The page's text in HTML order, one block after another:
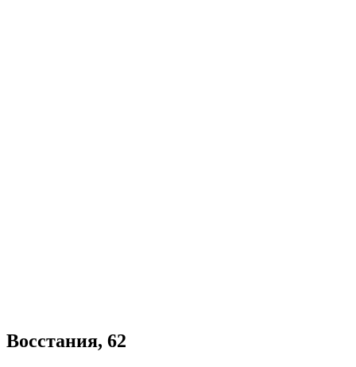
Восстания, 62